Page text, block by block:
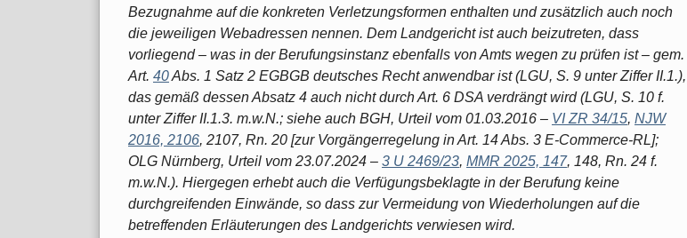
Bezugnahme auf die konkreten Verletzungsformen enthalten und zusätzlich auch noch
die jeweiligen Webadressen nennen. Dem Landgericht ist auch beizutreten, dass
vorliegend – was in der Berufungsinstanz ebenfalls von Amts wegen zu prüfen ist – gem.
Art. 40Abs. 1 Satz 2 EGBGB deutsches Recht anwendbar ist (LGU, S. 9 unter Ziffer II.1.),
das gemäß dessen Absatz 4 auch nicht durch Art. 6 DSA verdrängt wird (LGU, S. 10 f.
unter Ziffer II.1.3. m.w.N.; siehe auch BGH, Urteil vom 01.03.2016 – VI ZR 34/15, NJW
2016, 2106, 2107, Rn. 20 [zur Vorgängerregelung in Art. 14 Abs. 3 E-Commerce-RL];
OLG Nürnberg, Urteil vom 23.07.2024 – 3 U 2469/23, MMR 2025, 147, 148, Rn. 24 f.
m.w.N.). Hiergegen erhebt auch die Verfügungsbeklagte in der Berufung keine
durchgreifenden Einwände, so dass zur Vermeidung von Wiederholungen auf die
betreffenden Erläuterungen des Landgerichts verwiesen wird.